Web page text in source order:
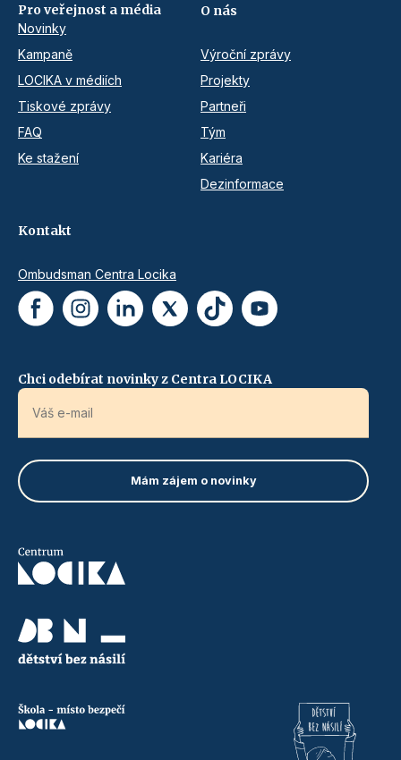
Pro veřejnost a média
Novinky
Kampaně
LOCIKA v médiích
Tiskové zprávy
FAQ
Ke stažení
O nás
Výroční zprávy
Projekty
Partneři
Tým
Kariéra
Dezinformace
Kontakt
Ombudsman Centra Locika
Chci odebírat novinky z Centra LOCIKA